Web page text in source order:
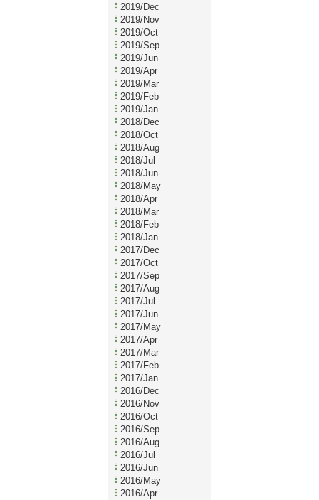
2019/Dec
2019/Nov
2019/Oct
2019/Sep
2019/Jun
2019/Apr
2019/Mar
2019/Feb
2019/Jan
2018/Dec
2018/Oct
2018/Aug
2018/Jul
2018/Jun
2018/May
2018/Apr
2018/Mar
2018/Feb
2018/Jan
2017/Dec
2017/Oct
2017/Sep
2017/Aug
2017/Jul
2017/Jun
2017/May
2017/Apr
2017/Mar
2017/Feb
2017/Jan
2016/Dec
2016/Nov
2016/Oct
2016/Sep
2016/Aug
2016/Jul
2016/Jun
2016/May
2016/Apr